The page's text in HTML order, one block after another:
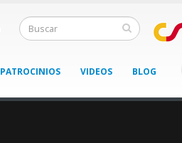
PATROCINIOS VIDEOS BLOG